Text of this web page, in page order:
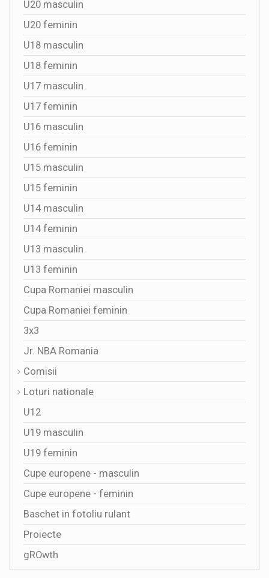
U20 masculin
U20 feminin
U18 masculin
U18 feminin
U17 masculin
U17 feminin
U16 masculin
U16 feminin
U15 masculin
U15 feminin
U14 masculin
U14 feminin
U13 masculin
U13 feminin
Cupa Romaniei masculin
Cupa Romaniei feminin
3x3
Jr. NBA Romania
Comisii
Loturi nationale
U12
U19 masculin
U19 feminin
Cupe europene - masculin
Cupe europene - feminin
Baschet in fotoliu rulant
Proiecte
gROwth